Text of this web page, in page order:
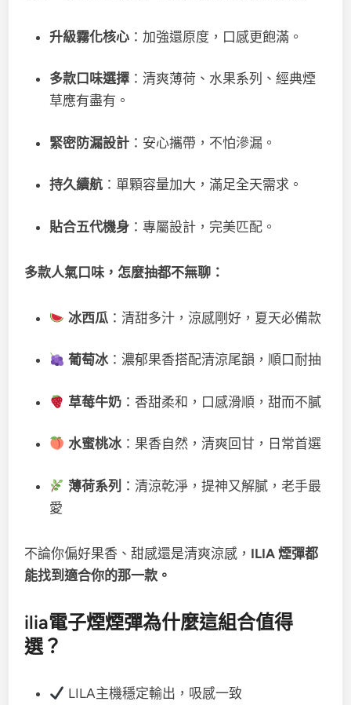
升級霧化核心 ：加強還原度，口感更飽滿。
多款口味選擇 ：清爽薄荷、水果系列、經典煙
草應有盡有。
緊密防漏設計 ：安心攜帶，不怕滲漏。
持久續航 ：單顆容量加大，滿足全天需求。
貼合五代機身 ：專屬設計，完美匹配。
多款人氣口味，怎麼抽都不無聊：
冰西瓜：清甜多汁，涼感剛好，夏天必備款
葡萄冰：濃郁果香搭配清涼尾韻，順口耐抽
草莓牛奶：香甜柔和，口感滑順，甜而不膩
水蜜桃冰：果香自然，清爽回甘，日常首選
薄荷系列 ：清涼乾淨，提神又解膩，老手最
愛
不論你偏好果香、甜感還是清爽涼感， ILIA 煙彈都
能找到適合你的那一款。
ilia電子煙煙彈為什麼這組合值得
選？
LILA主機穩定輸出，吸感一致